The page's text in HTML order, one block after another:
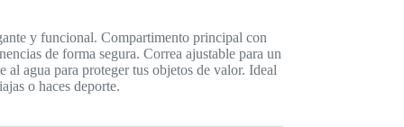
y funcional. Compartimento principal con
de forma segura. Correa ajustable para un
al agua para proteger tus objetos de valor. Ideal
o haces deporte.